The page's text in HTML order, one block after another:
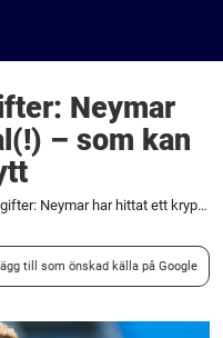
Neymar
– som kan
Sensationella uppgifter: Neymar har hittat ett kryphål(!) – som kan tvinga fram PSG-flytt
till som önskad källa på Google